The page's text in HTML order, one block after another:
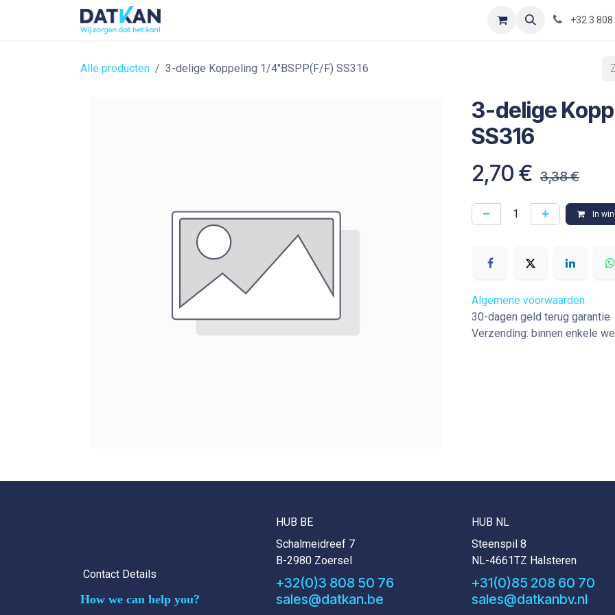
Optimization-of-piping-components
+32 3 808
Alle producten 3-delige Koppeling 1/4"BSPP(F/F) SS316
3-delige
SS316
2,70 € 3,38€
In
Algemene voorwaarden
30-dagen geld terug garantie
Verzending: binnen enkele
Contact Details
How we can help you?
HUB BE
Schalmeidreef 7
B-2980 Zoersel
+32(0)3 808 50 76
sales@datkan.be
HUB NL
Steenspil 8
NL-4661TZ Halsteren
+31(0)85 208 60 70
sales@datkanbv.nl